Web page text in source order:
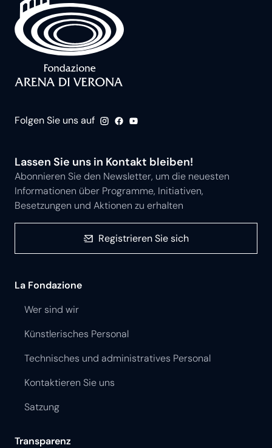
Folgen Sie uns auf
Lassen Sie uns in Kontakt bleiben!
Abonnieren Sie den Newsletter, um die neuesten
Informationen über Programme, Initiativen,
Besetzungen und Aktionen zu erhalten
Registrieren Sie sich
La Fondazione
Wer sind wir
Künstlerisches Personal
Technisches und administratives Personal
Kontaktieren Sie uns
Satzung
Transparenz